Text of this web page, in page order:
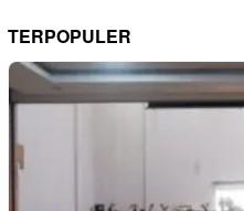
TERPOPULER